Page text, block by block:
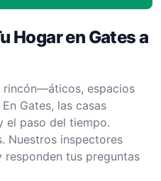
Hogar en Gates a
rincón—áticos, espacios
Gates, las casas
el paso del tiempo.
Nuestros inspectores
responden tus preguntas